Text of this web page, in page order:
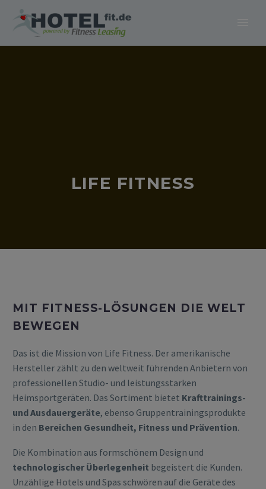
LIFE FITNESS
MIT FITNESS-LÖSUNGEN DIE WELT
BEWEGEN
Das ist die Mission von Life Fitness. Der amerikanische
Hersteller zählt zu den weltweit führenden Anbietern von
professionellen Studio- und leistungsstarken
Heimsportgeräten. Das Sortiment bietet Krafttrainings-
und Ausdauergeräte, ebenso Gruppentrainingsprodukte
in den Bereichen Gesundheit, Fitness und Prävention.
Die Kombination aus formschönem Design und
technologischer Überlegenheit begeistert die Kunden.
Unzählige Hotels und Spas schwören auf die Geräte des